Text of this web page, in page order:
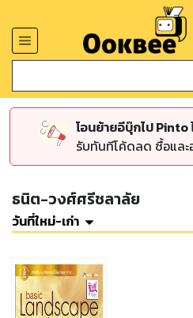
โอนย้ายอีบุ๊กไป
รับทันทีโค้ดลด ซื้อแล
ธนิต-วงศ์ศรีชลาลัย
วันที่ใหม่-เก่า